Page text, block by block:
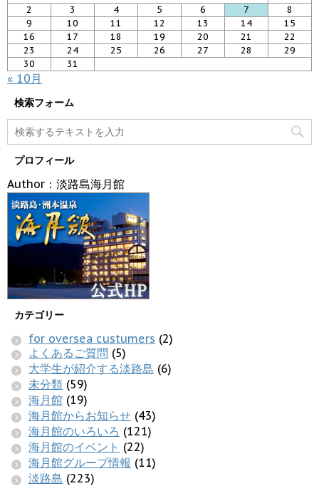
2
3 4 5 6 7
8
9
10 11 12 13 14
15
16
17 18 19 20 21
22
23
24 25 26 27 28
29
30
31
« 10月
検索フォーム
プロフィール
Author：淡路島海月館
カテゴリー
for oversea custumers (2)
よくあるご質問 (5)
大学生が紹介する淡路島 (6)
未分類 (59)
海月館 (19)
海月館からお知らせ (43)
海月館のいろいろ (121)
海月館のイベント (22)
海月館グループ情報 (11)
淡路島 (223)